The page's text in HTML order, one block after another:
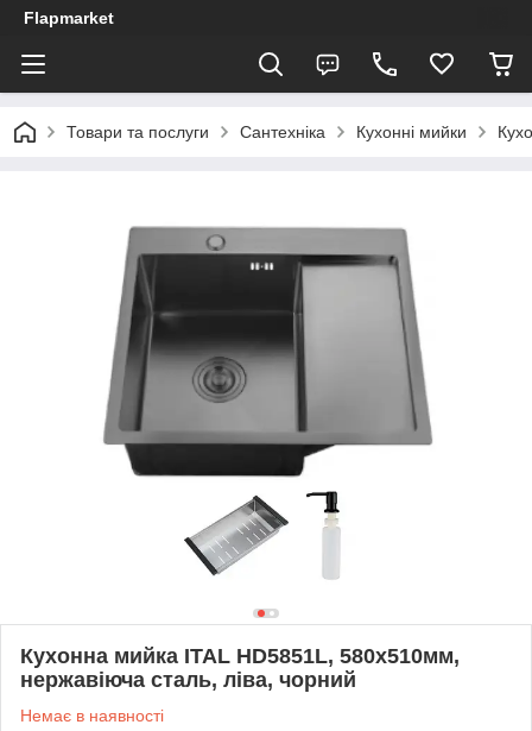
Flapmarket
Товари та послуги Сантехніка Кухонні мийки
Кухонна мийка ITAL HD5851L, 580x510мм,
нержавіюча сталь, ліва, чорний
Немає в наявності